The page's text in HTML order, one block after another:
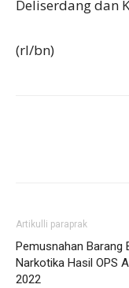
Deliserdang dan
(rl/bn)
Artikulli paraprak
Pemusnahan Barang
Narkotika Hasil OPS
2022